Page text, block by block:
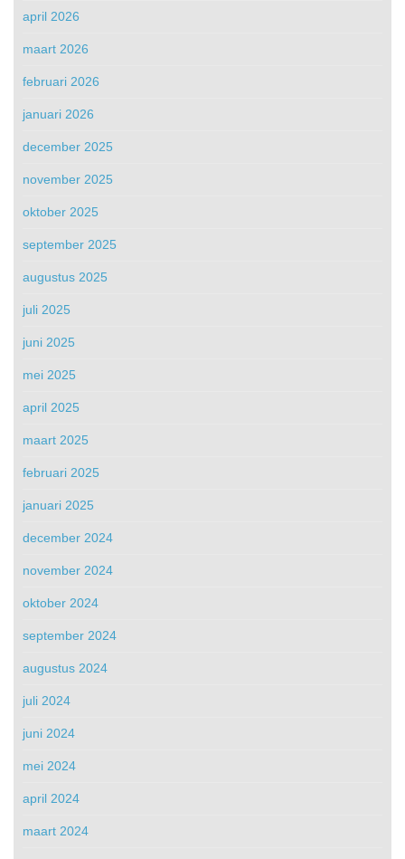
april 2026
maart 2026
februari 2026
januari 2026
december 2025
november 2025
oktober 2025
september 2025
augustus 2025
juli 2025
juni 2025
mei 2025
april 2025
maart 2025
februari 2025
januari 2025
december 2024
november 2024
oktober 2024
september 2024
augustus 2024
juli 2024
juni 2024
mei 2024
april 2024
maart 2024